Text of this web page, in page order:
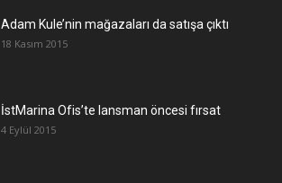
Adam Kule’nin mağazaları da satışa çıktı
18 Kasım 2015
İstMarina Ofis’te lansman öncesi fırsat
4 Eylül 2015